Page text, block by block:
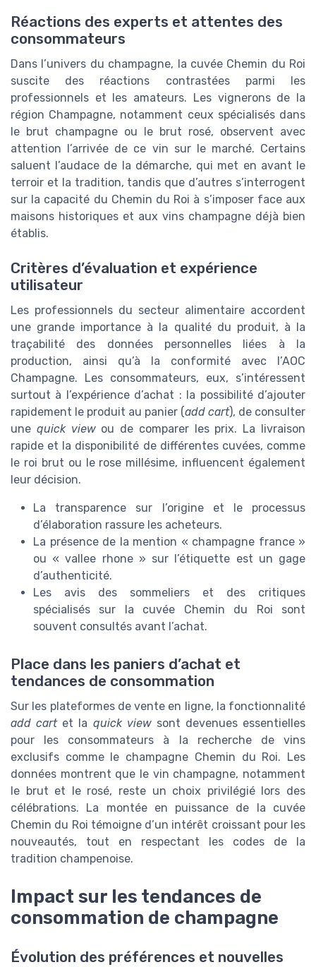
Réactions des experts et attentes des
consommateurs
Dans l’univers du champagne, la cuvée Chemin du Roi
suscite des réactions contrastées parmi les
professionnels et les amateurs. Les vignerons de la
région Champagne, notamment ceux spécialisés dans
le brut champagne ou le brut rosé, observent avec
attention l’arrivée de ce vin sur le marché. Certains
saluent l’audace de la démarche, qui met en avant le
terroir et la tradition, tandis que d’autres s’interrogent
sur la capacité du Chemin du Roi à s’imposer face aux
maisons historiques et aux vins champagne déjà bien
établis.
Critères d’évaluation et expérience
utilisateur
Les professionnels du secteur alimentaire accordent
une grande importance à la qualité du produit, à la
traçabilité des données personnelles liées à la
production, ainsi qu’à la conformité avec l’AOC
Champagne. Les consommateurs, eux, s’intéressent
surtout à l’expérience d’achat : la possibilité d’ajouter
rapidement le produit au panier (add cart), de consulter
une quick viewou de comparer les prix. La livraison
rapide et la disponibilité de différentes cuvées, comme
le roi brut ou le rose millésime, influencent également
leur décision.
La transparence sur l’origine et le processus
d’élaboration rassure les acheteurs.
La présence de la mention « champagne france »
ou « vallee rhone » sur l’étiquette est un gage
d’authenticité.
Les avis des sommeliers et des critiques
spécialisés sur la cuvée Chemin du Roi sont
souvent consultés avant l’achat.
Place dans les paniers d’achat et
tendances de consommation
Sur les plateformes de vente en ligne, la fonctionnalité
add cartet la quick viewsont devenues essentielles
pour les consommateurs à la recherche de vins
exclusifs comme le champagne Chemin du Roi. Les
données montrent que le vin champagne, notamment
le brut et le rosé, reste un choix privilégié lors des
célébrations. La montée en puissance de la cuvée
Chemin du Roi témoigne d’un intérêt croissant pour les
nouveautés, tout en respectant les codes de la
tradition champenoise.
Impact sur les tendances de
consommation de champagne
Évolution des préférences et nouvelles